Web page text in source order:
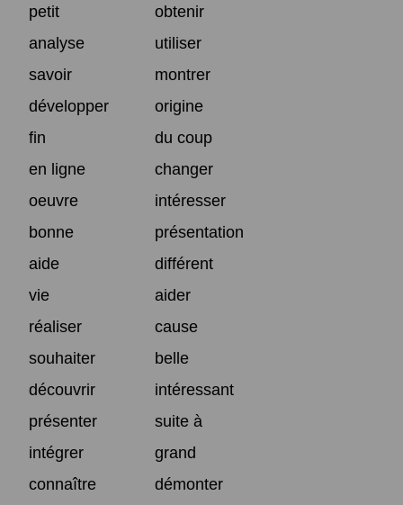
petit
obtenir
analyse
utiliser
savoir
montrer
développer
origine
fin
du coup
en ligne
changer
oeuvre
intéresser
bonne
présentation
aide
différent
vie
aider
réaliser
cause
souhaiter
belle
découvrir
intéressant
présenter
suite à
intégrer
grand
connaître
démonter